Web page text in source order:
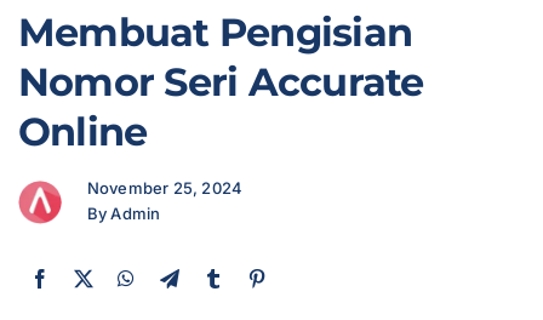
Bisnis
Fitur
Harga
Membuat Pengisian
Nomor Seri Accurate
Online
November 25, 2024
By Admin